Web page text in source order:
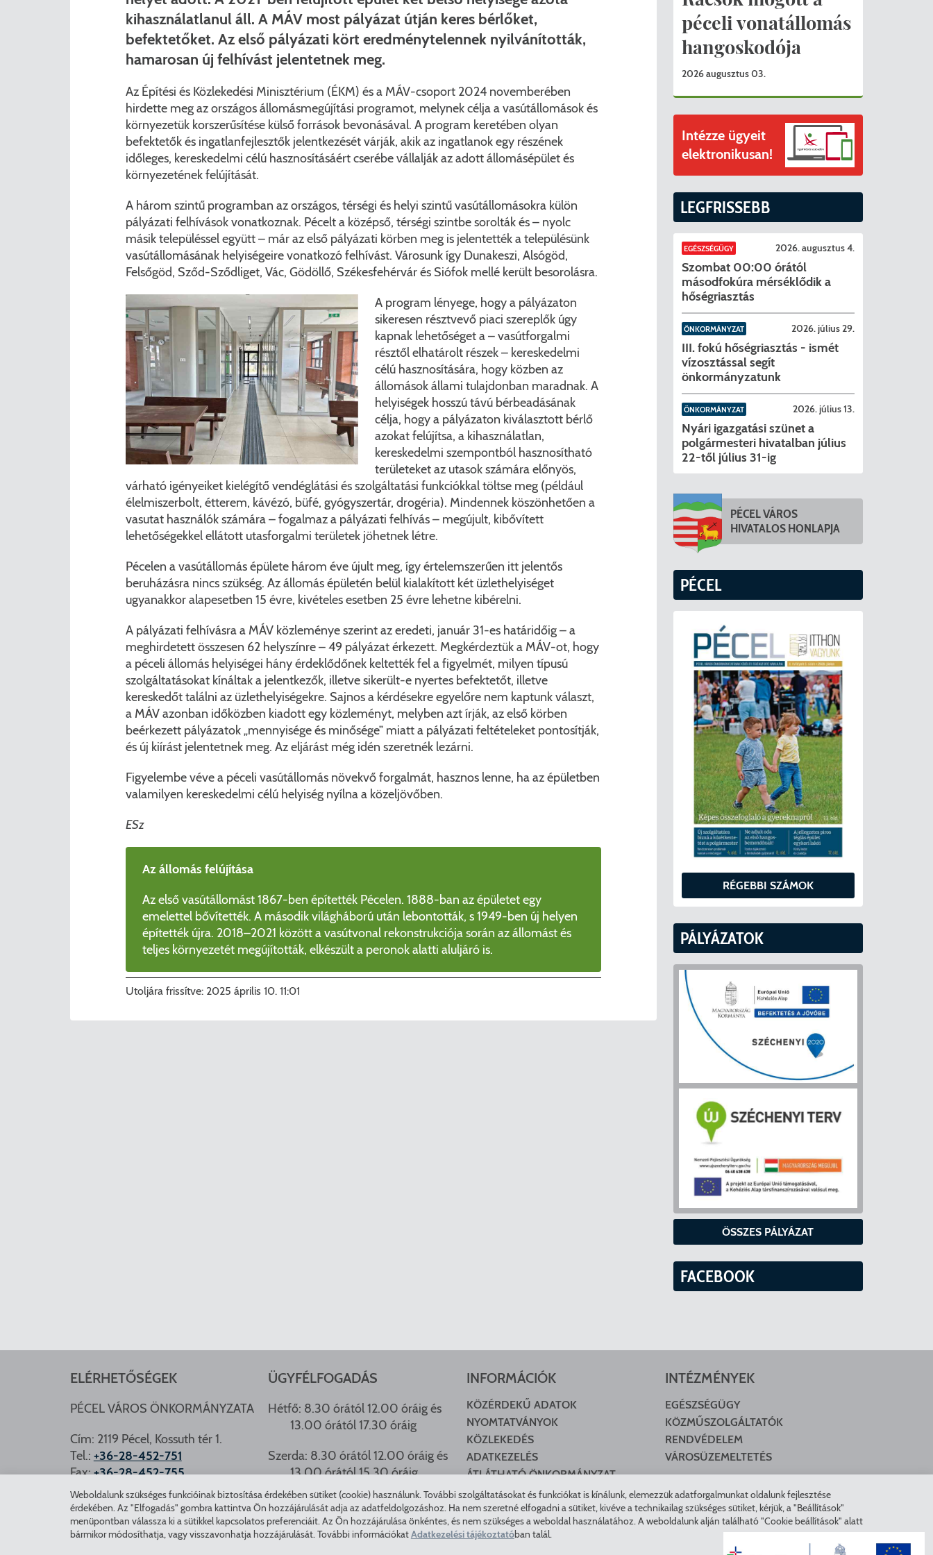
Komplex csapadékvíz-elvezetés korszerűsítése Pécelen II. ütem
Pécel Város Önkormányzata 250 000 000 Ft értékű támogatást nyert az alábbi projekt vonatkozásában.
Étkezési térítési díjak
2025/2026. tanév
kihasználatlanul áll. A MÁV most pályázat útján keres bérlőket,
befektetőket. Az első pályázati kört eredménytelennek nyilvánították,
hamarosan új felhívást jelentetnek meg.
Az Építési és Közlekedési Minisztérium (ÉKM) és a MÁV-csoport 2024 novemberében
hirdette meg az országos állomásmegújítási programot, melynek célja a vasútállomások és
környezetük korszerűsítése külső források bevonásával. A program keretében olyan
befektetők és ingatlanfejlesztők jelentkezését várják, akik az ingatlanok egy részének
időleges, kereskedelmi célú hasznosításáért cserébe vállalják az adott állomásépület és
környezetének felújítását.
A három szintű programban az országos, térségi és helyi szintű vasútállomásokra külön
pályázati felhívások vonatkoznak. Pécelt a középső, térségi szintbe sorolták és – nyolc
másik településsel együtt – már az első pályázati körben meg is jelentették a településünk
vasútállomásának helyiségeire vonatkozó felhívást. Városunk így Dunakeszi, Alsógöd,
Felsőgöd, Sződ-Sződliget, Vác, Gödöllő, Székesfehérvár és Siófok mellé került besorolásra.
A program lényege, hogy a pályázaton
sikeresen résztvevő piaci szereplők úgy
kapnak lehetőséget a – vasútforgalmi
résztől elhatárolt részek – kereskedelmi
célú hasznosítására, hogy közben az
állomások állami tulajdonban maradnak. A
helyiségek hosszú távú bérbeadásának
célja, hogy a pályázaton kiválasztott bérlő
azokat felújítsa, a kihasználatlan,
kereskedelmi szempontból hasznosítható
területeket az utasok számára előnyös,
várható igényeiket kielégítő vendéglátási és szolgáltatási funkciókkal töltse meg (például
élelmiszerbolt, étterem, kávézó, büfé, gyógyszertár, drogéria). Mindennek köszönhetően a
vasutat használók számára – fogalmaz a pályázati felhívás – megújult, kibővített
lehetőségekkel ellátott utasforgalmi területek jöhetnek létre.
Pécelen a vasútállomás épülete három éve újult meg, így értelemszerűen itt jelentős
beruházásra nincs szükség. Az állomás épületén belül kialakított két üzlethelyiséget
ugyanakkor alapesetben 15 évre, kivételes esetben 25 évre lehetne kibérelni.
A pályázati felhívásra a MÁV közleménye szerint az eredeti, január 31-es határidőig – a
meghirdetett összesen 62 helyszínre – 49 pályázat érkezett. Megkérdeztük a MÁV-ot, hogy
a péceli állomás helyiségei hány érdeklődőnek keltették fel a figyelmét, milyen típusú
szolgáltatásokat kínáltak a jelentkezők, illetve sikerült-e nyertes befektetőt, illetve
kereskedőt találni az üzlethelyiségekre. Sajnos a kérdésekre egyelőre nem kaptunk választ,
a MÁV azonban időközben kiadott egy közleményt, melyben azt írják, az első körben
beérkezett pályázatok „mennyisége és minősége” miatt a pályázati feltételeket pontosítják,
és új kiírást jelentetnek meg. Az eljárást még idén szeretnék lezárni.
Figyelembe véve a péceli vasútállomás növekvő forgalmát, hasznos lenne, ha az épületben
valamilyen kereskedelmi célú helyiség nyílna a közeljövőben.
ESz
Az állomás felújítása
Az első vasútállomást 1867-ben építették Pécelen. 1888-ban az épületet egy
emelettel bővítették. A második világháború után lebontották, s 1949-ben új helyen
építették újra. 2018–2021 között a vasútvonal rekonstrukciója során az állomást és
teljes környezetét megújították, elkészült a peronok alatti aluljáró is.
Utoljára frissítve: 2025 április 10. 11:01
péceli vonatállomás
hangoskodója
2026 augusztus 03.
Intézze ügyeit
elektronikusan!
LEGFRISSEBB
EGÉSZSÉGÜGY 2026. augusztus 4.
Szombat 00:00 órától
másodfokúra mérséklődik a
hőségriasztás
ÖNKORMÁNYZAT 2026. július 29.
III. fokú hőségriasztás - ismét
vízosztással segít
önkormányzatunk
ÖNKORMÁNYZAT 2026. július 13.
Nyári igazgatási szünet a
polgármesteri hivatalban július
22-től július 31-ig
PÉCEL VÁROS
HIVATALOS HONLAPJA
PÉCEL
RÉGEBBI SZÁMOK
PÁLYÁZATOK
ÖSSZES PÁLYÁZAT
FACEBOOK
ELÉRHETŐSÉGEK
PÉCEL VÁROS ÖNKORMÁNYZATA
Cím: 2119 Pécel, Kossuth tér 1.
Tel.: +36-28-452-751
Fax:+36-28-452-755
e-mail:
hivatal@pecel.hu
Weboldallal kapcsolatos észrevételek:
weboldal@pecel.hu
ÜGYFÉLFOGADÁS
Hétfő: 8.30 órától 12.00 óráig és
13.00 órától 17.30 óráig
Szerda: 8.30 órától 12.00 óráig és
13.00 órától 15.30 óráig
PÉCEL.HU ARCHÍVUM
INFORMÁCIÓK
KÖZÉRDEKŰ ADATOK
NYOMTATVÁNYOK
KÖZLEKEDÉS
ADATKEZELÉS
ÁTLÁTHATÓ ÖNKORMÁNYZAT
COOKIE BEÁLLÍTÁSOK
INTÉZMÉNYEK
EGÉSZSÉGÜGY
KÖZMŰSZOLGÁLTATÓK
RENDVÉDELEM
VÁROSÜZEMELTETÉS
KERESÉS
Weboldalunk szükséges funkcióinak biztosítása érdekében sütiket (cookie) használunk. További szolgáltatásokat és funkciókat is kínálunk, elemezzük adatforgalmunkat oldalunk fejlesztése
érdekében. Az "Elfogadás" gombra kattintva Ön hozzájárulását adja az adatfeldolgozáshoz. Ha nem szeretné elfogadni a sütiket, kivéve a technikailag szükséges sütiket, kérjük, a "Beállítások"
menüpontban válassza ki a sütikkel kapcsolatos preferenciáit. Az Ön hozzájárulása önkéntes, és nem szükséges a weboldal használatához. A weboldalunk alján található "Cookie beállítások" alatt
bármikor módosíthatja, vagy visszavonhatja hozzájárulását. További információkatAdatkezelési tájékoztatóban talál.